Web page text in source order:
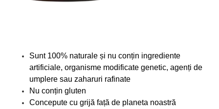
Sunt 100% naturale și nu conțin ingrediente
artificiale, organisme modificate genetic, agenți de
umplere sau zaharuri rafinate
Nu conțin gluten
Concepute cu grijă față de planeta noastră